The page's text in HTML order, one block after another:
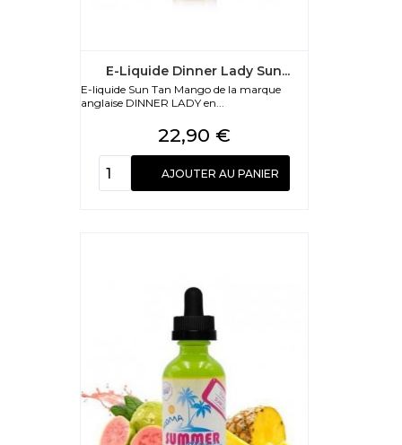
E-Liquide Dinner Lady Sun...
E-liquide Sun Tan Mango de la marque
anglaise DINNER LADY en...
Prix
22,90 €
AJOUTER AU PANIER